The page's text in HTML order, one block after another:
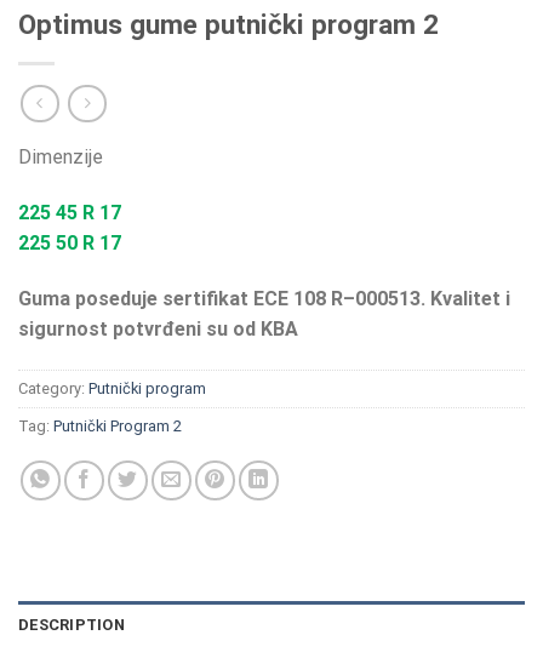
Optimus gume putnički program 2
Dimenzije
225 45 R 17
225 50 R 17
Guma poseduje sertifikat ECE 108 R–000513. Kvalitet i
sigurnost potvrđeni su od KBA
Category: Putnički program
Tag: Putnički Program 2
DESCRIPTION